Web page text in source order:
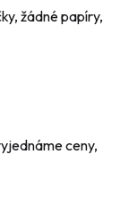
žádné papíry,
ceny,